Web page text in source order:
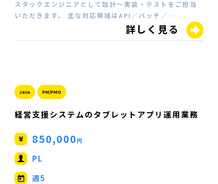
スタックエンジニアとして設計～実装・テストをご担当
いただきます。 主な対応領域はAPI／バッチ／…
詳しく見る
Java PM/PMO
経営支援システムのタブレットアプリ運用業務
850,000円
PL
週5